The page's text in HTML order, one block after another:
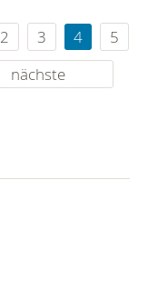
2 3 4
5
nächste